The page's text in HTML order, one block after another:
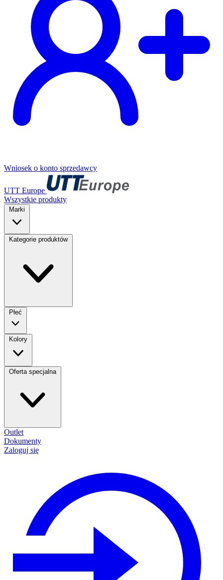
Wniosek o konto sprzedawcy
UTT Europe
Wszystkie produkty
Marki
Kategorie produktów
Płeć
Kolory
Oferta specjalna
Outlet
Dokumenty
Zaloguj się